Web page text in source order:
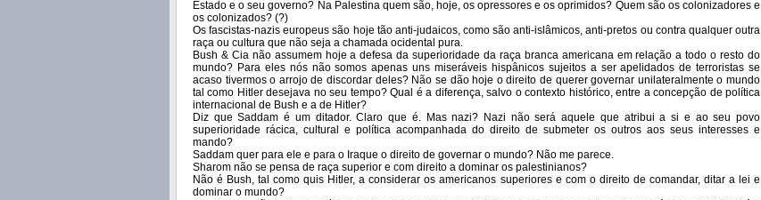
Estado e o seu governo? Na Palestina quem são, hoje, os opressores e os oprimidos? Quem são os colonizadores e
os colonizados? (?)
Os fascistas-nazis europeus são hoje tão anti-judaicos, como são anti-islâmicos, anti-pretos ou contra qualquer outra
raça ou cultura que não seja a chamada ocidental pura.
Bush & Cia não assumem hoje a defesa da superioridade da raça branca americana em relação a todo o resto do
mundo? Para eles nós não somos apenas uns miseráveis hispânicos sujeitos a ser apelidados de terroristas se
acaso tivermos o arrojo de discordar deles? Não se dão hoje o direito de querer governar unilateralmente o mundo
tal como Hitler desejava no seu tempo? Qual é a diferença, salvo o contexto histórico, entre a concepção de política
internacional de Bush e a de Hitler?
Diz que Saddam é um ditador. Claro que é. Mas nazi? Nazi não será aquele que atribui a si e ao seu povo
superioridade rácica, cultural e política acompanhada do direito de submeter os outros aos seus interesses e
mando?
Saddam quer para ele e para o Iraque o direito de governar o mundo? Não me parece.
Sharom não se pensa de raça superior e com direito a dominar os palestinianos?
Não é Bush, tal como quis Hitler, a considerar os americanos superiores e com o direito de comandar, ditar a lei e
dominar o mundo?